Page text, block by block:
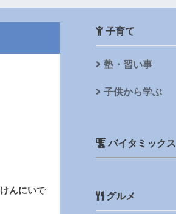
けんにいで
子育て
塾・習い事
子供から学ぶ
バイタミックス
グルメ